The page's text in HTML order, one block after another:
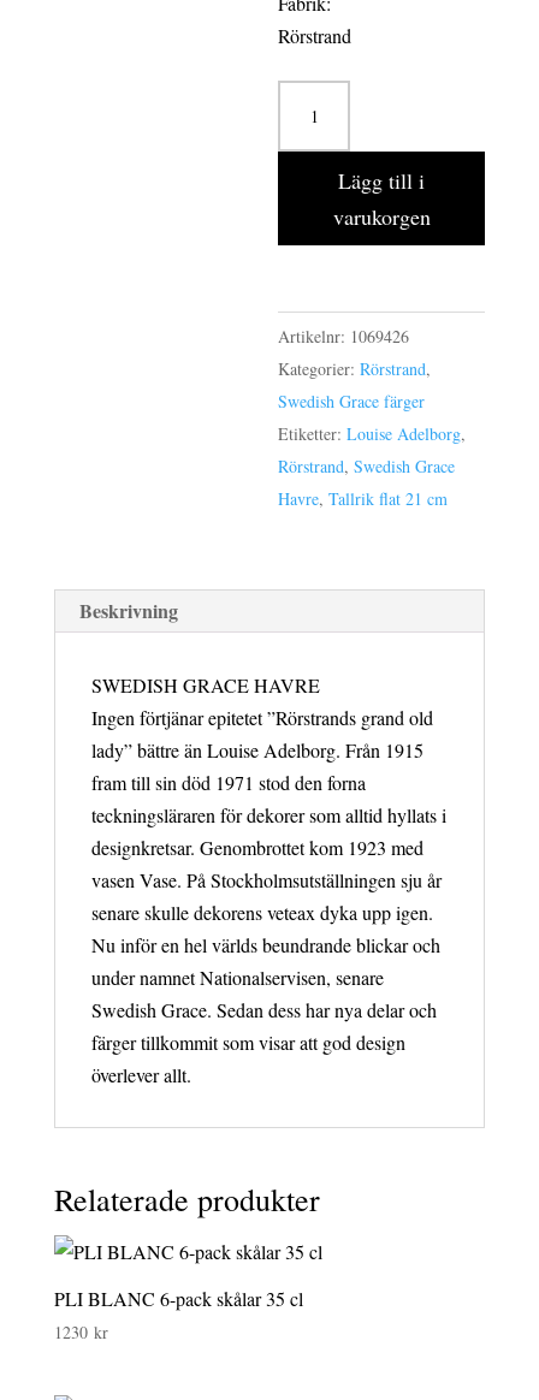
Rörstrand
GRACE
HAVRE
mängd
Lägg till i
varukorgen
Artikelnr: 1069426
Kategorier:Rörstrand,
Swedish Grace färger
Etiketter:Louise Adelborg,
Rörstrand,Swedish Grace
Havre,Tallrik flat 21 cm
Beskrivning
SWEDISH GRACE HAVRE
Ingen förtjänar epitetet ”Rörstrands grand old
lady” bättre än Louise Adelborg. Från 1915
fram till sin död 1971 stod den forna
teckningsläraren för dekorer som alltid hyllats i
designkretsar. Genombrottet kom 1923 med
vasen Vase. På Stockholmsutställningen sju år
senare skulle dekorens veteax dyka upp igen.
Nu inför en hel världs beundrande blickar och
under namnet Nationalservisen, senare
Swedish Grace. Sedan dess har nya delar och
färger tillkommit som visar att god design
överlever allt.
Relaterade produkter
PLI BLANC 6-pack skålar 35 cl
1230 kr